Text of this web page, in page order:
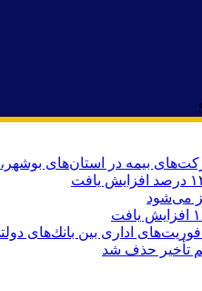
بیمه در استان‌های
اداری بین بانك‌های
تأخیر حذف شد